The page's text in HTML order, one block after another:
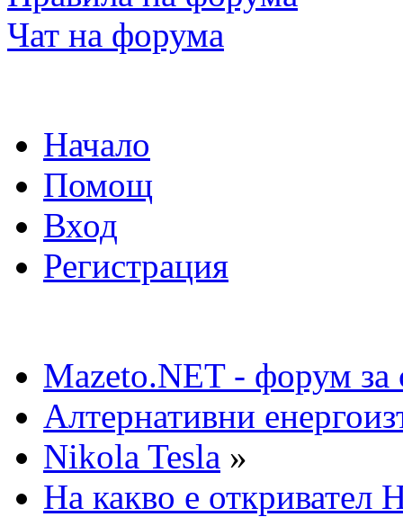
Чат на форума
Начало
Помощ
Вход
Регистрация
Mazeto.NET - форум за
Алтернативни
Nikola Tesla »
На какво е откривател